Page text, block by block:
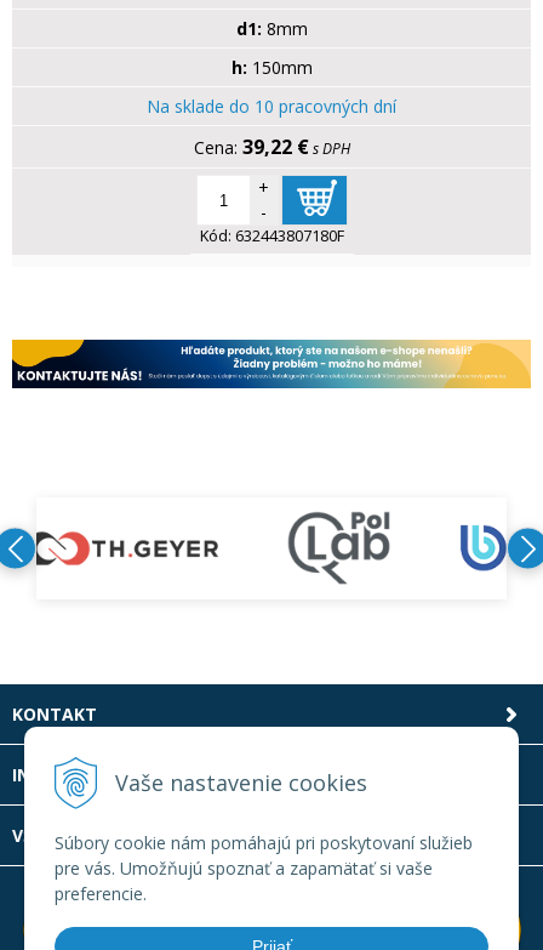
Vaše nastavenie cookies
Súbory cookie nám pomáhajú pri poskytovaní služieb
pre vás. Umožňujú spoznať a zapamätať si vaše
preferencie.
d1: 8mm
h: 150mm
Na sklade do 10 pracovných dní
39,22 € s DPH
+
-
Kód: 632443807180F
KONTAKT
INFOLINKA
VŠETKO O NÁKUPE